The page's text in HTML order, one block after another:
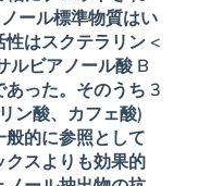
ール標準物質はい
はスクテラリン <
ルビアノール酸 B
った。そのうち 3
ン酸、カフェ酸)
的に参照として
スよりも効果的